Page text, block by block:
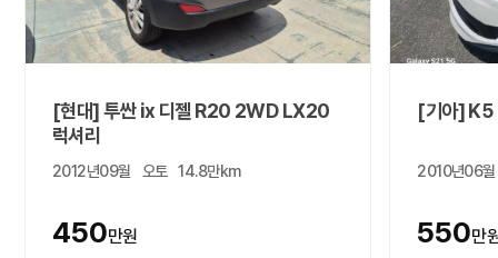
[현대] 투싼 ix 디젤 R20 2WD LX20
럭셔리
2012년09월 오토 14.8만km
450만원
[기아] K5
2010년06월
550만